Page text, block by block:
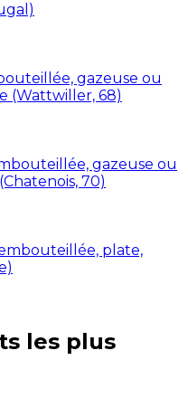
gazeuse ou
(Wattwiller, 68)
gazeuse ou
70)
plate,
les plus